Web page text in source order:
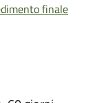
finale